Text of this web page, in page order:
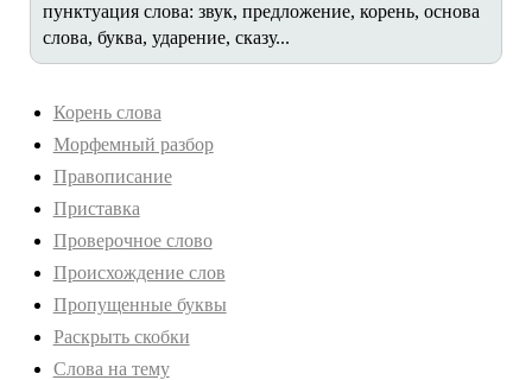
пунктуация слова: звук, предложение, корень, основа
слова, буква, ударение, сказу...
Корень слова
Морфемный разбор
Правописание
Приставка
Проверочное слово
Происхождение слов
Пропущенные буквы
Раскрыть скобки
Слова на тему